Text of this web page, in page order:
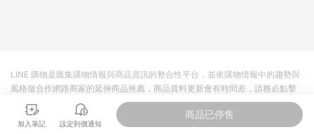
加入筆記 設定到價通知
商品已停售
LINE 購物是匯集購物情報與商品資訊的整合性平台，並依購物情報中的趨勢與
風格做合作網路商家的延伸商品推薦，商品資料更新會有時間差，請務必點擊
商品至各合作網路商家，確認現售價與購物條件，一切資訊以合作廠商網頁為
準。